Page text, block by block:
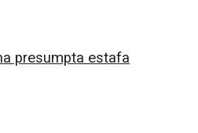
presumpta estafa